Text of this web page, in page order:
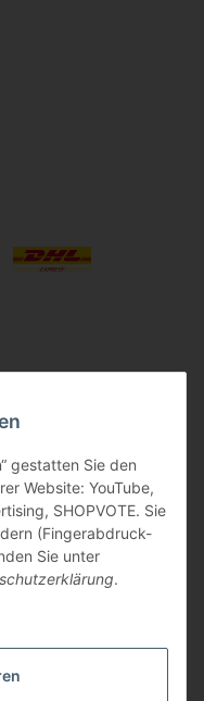
gestatten Sie den
Website: YouTube,
SHOPVOTE. Sie
(Fingerabdruck-
Sie unter
.